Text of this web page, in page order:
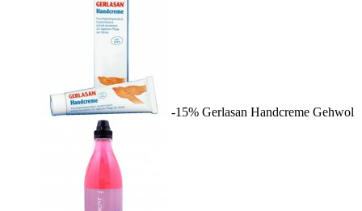
-15% Gerlasan Handcreme Gehwol